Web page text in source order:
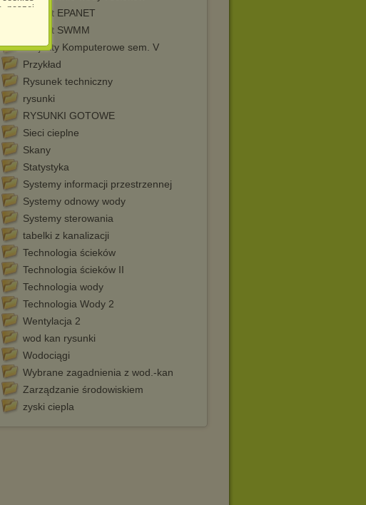
naszej
może
nie
w
na
Projekt EPANET
Projekt SWMM
Projekty Komputerowe sem. V
Przykład
Rysunek techniczny
rysunki
RYSUNKI GOTOWE
Sieci cieplne
Skany
Statystyka
Systemy informacji przestrzennej
Systemy odnowy wody
Systemy sterowania
tabelki z kanalizacji
Technologia ścieków
Technologia ścieków II
Technologia wody
Technologia Wody 2
Wentylacja 2
wod kan rysunki
Wodociągi
Wybrane zagadnienia z wod.-kan
Zarządzanie środowiskiem
zyski ciepla